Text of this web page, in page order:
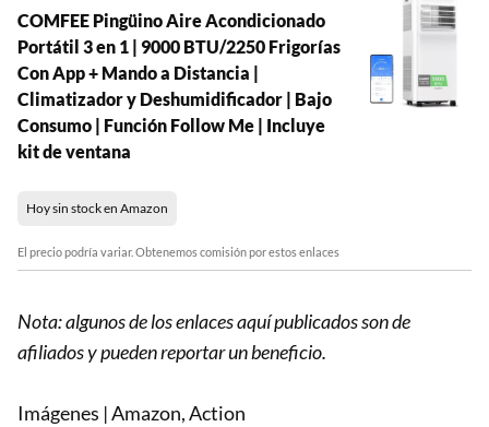
COMFEE Pingüino Aire Acondicionado
Portátil 3 en 1 | 9000 BTU/2250 Frigorías
Con App + Mando a Distancia |
Climatizador y Deshumidificador | Bajo
Consumo | Función Follow Me | Incluye
kit de ventana
Hoy sin stock en Amazon
El precio podría variar. Obtenemos comisión por estos enlaces
Nota: algunos de los enlaces aquí publicados son de
afiliados y pueden reportar un beneficio.
Imágenes | Amazon, Action